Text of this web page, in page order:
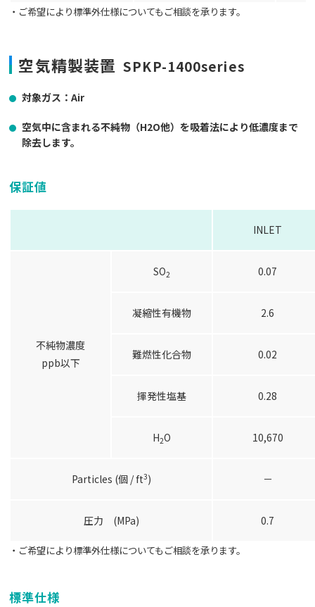
・ご希望により標準外仕様についてもご相談を承ります。
空気精製装置 SPKP-1400series
対象ガス：Air
空気中に含まれる不純物（H2O他）を吸着法により低濃度まで
除去します。
保証値
INLET
不純物濃度
ppb以下
SO2 0.07
凝縮性有機物 2.6
難燃性化合物 0.02
揮発性塩基 0.28
H2O 10,670
Particles (個 / ft3) －
圧力 (MPa) 0.7
・ご希望により標準外仕様についてもご相談を承ります。
標準仕様